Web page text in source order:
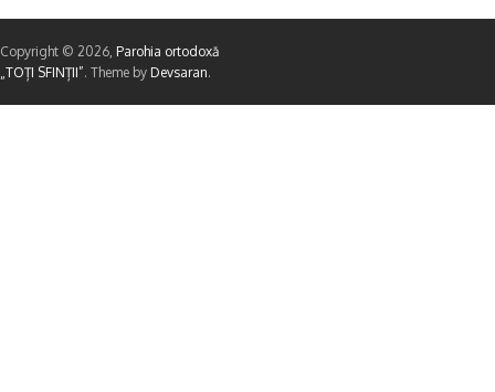
Copyright © 2026, Parohia ortodoxă
„TOȚI SFINȚII”. Theme by Devsaran.